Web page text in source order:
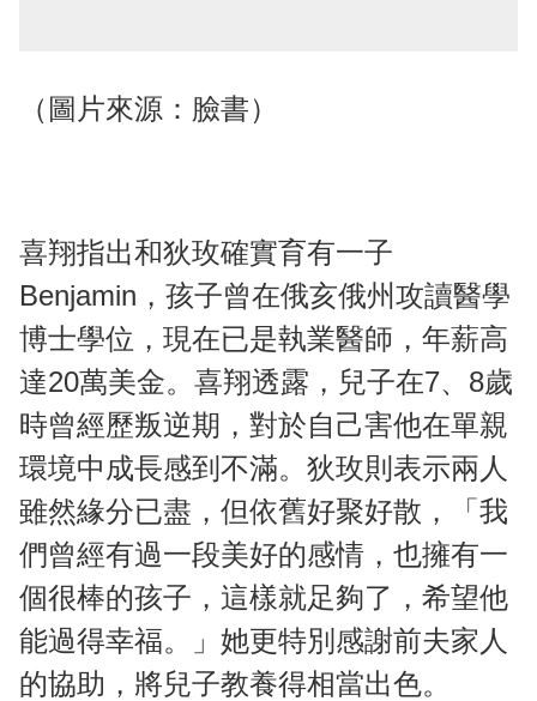
（圖片來源：臉書）
喜翔指出和狄玫確實育有一子
Benjamin，孩子曾在俄亥俄州攻讀醫學
博士學位，現在已是執業醫師，年薪高
達20萬美金。喜翔透露，兒子在7、8歲
時曾經歷叛逆期，對於自己害他在單親
環境中成長感到不滿。狄玫則表示兩人
雖然緣分已盡，但依舊好聚好散，「我
們曾經有過一段美好的感情，也擁有一
個很棒的孩子，這樣就足夠了，希望他
能過得幸福。」她更特別感謝前夫家人
的協助，將兒子教養得相當出色。